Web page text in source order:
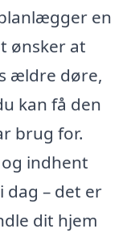
en
ønsker at
ældre døre,
kan få den
brug for.
indhent
dag – det er
dit hjem